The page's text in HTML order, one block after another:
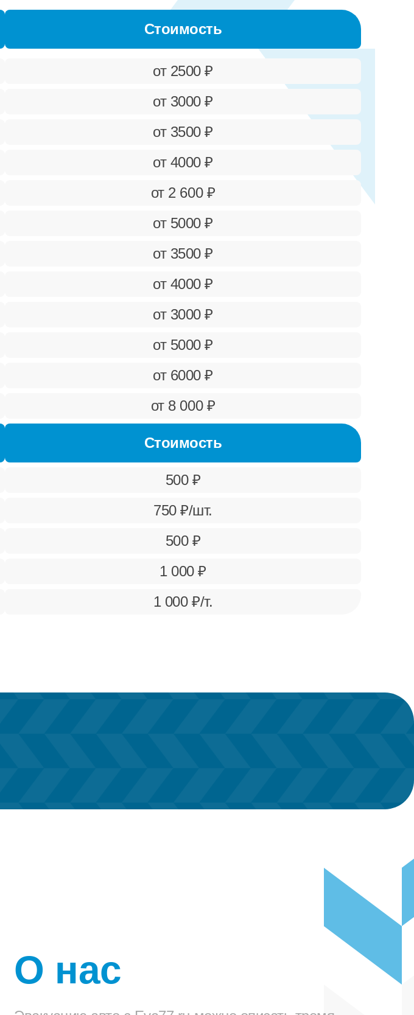
Стоимость
от 2500 ₽
от 3000 ₽
от 3500 ₽
от 4000 ₽
от 2 600 ₽
от 5000 ₽
от 3500 ₽
от 4000 ₽
от 3000 ₽
от 5000 ₽
от 6000 ₽
от 8 000 ₽
Стоимость
500 ₽
750 ₽/шт.
500 ₽
1 000 ₽
1 000 ₽/т.
О нас